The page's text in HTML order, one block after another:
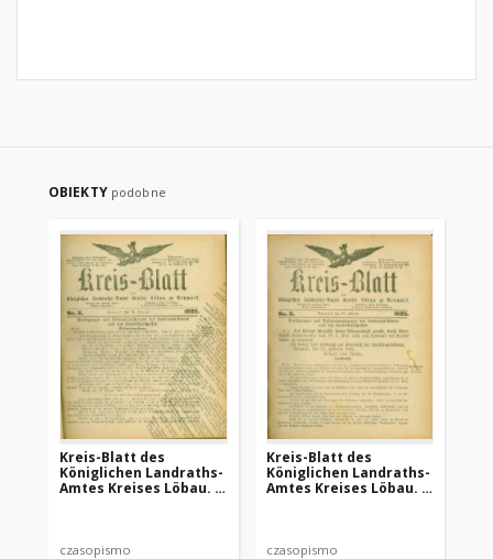
OBIEKTY podobne
Kreis-Blatt des
Königlichen Landraths-
Amtes Kreises Löbau. z
czasopismo
Kreis-Blatt des
Königlichen Landraths-
Amtes Kreises Löbau. z
czasopismo